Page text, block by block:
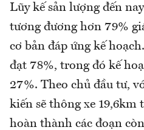
Lũy kế sản lượng đến
tương đương hơn 79%
cơ bản đáp ứng kế
đạt 78%, trong đó kế
27%. Theo chủ đầu tư,
kiến sẽ thông xe 19,6km
hoàn thành các đoạn